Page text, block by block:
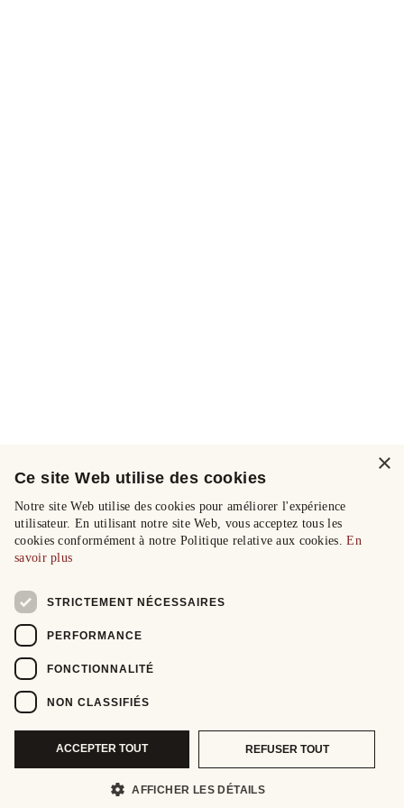
×
Ce site Web utilise des cookies
Notre site Web utilise des cookies pour améliorer l'expérience
utilisateur. En utilisant notre site Web, vous acceptez tous les
cookies conformément à notre Politique relative aux cookies.En
savoir plus
STRICTEMENT NÉCESSAIRES
PERFORMANCE
FONCTIONNALITÉ
NON CLASSIFIÉS
ACCEPTER TOUT REFUSER TOUT
AFFICHER LES DÉTAILS